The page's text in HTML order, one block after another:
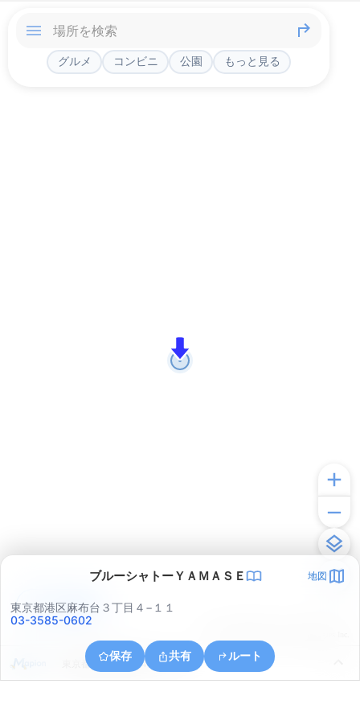
グルメ コンビニ 公園 もっと見る
ブルーシャトーＹＡＭＡＳＥ 地図
東京都港区麻布台３丁目４−１１
03-3585-0602
保存 共有 ルート
東京都中央区銀座４丁目１０
アプリで見る